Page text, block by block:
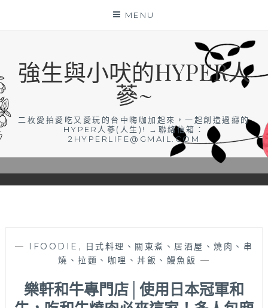
MENU
強生與小吠的HYPER人
蔘~
二枚愛拍愛吃又愛玩的台中嗨咖加起來，一起創造過癮的
HYPER人蔘(人生)! →聯絡信箱：
2HYPERLIFE@GMAIL.COM
— IFOODIE ,
日式料理、關東煮、居酒屋、燒肉、串
燒、拉麵、咖哩、丼飯、鰻魚飯 —
樂軒和牛專門店│使用日本冠軍和